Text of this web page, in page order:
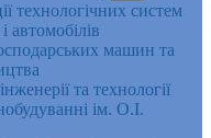
технологічних систем
автомобілів
машин та
та технології
ім. О.І.